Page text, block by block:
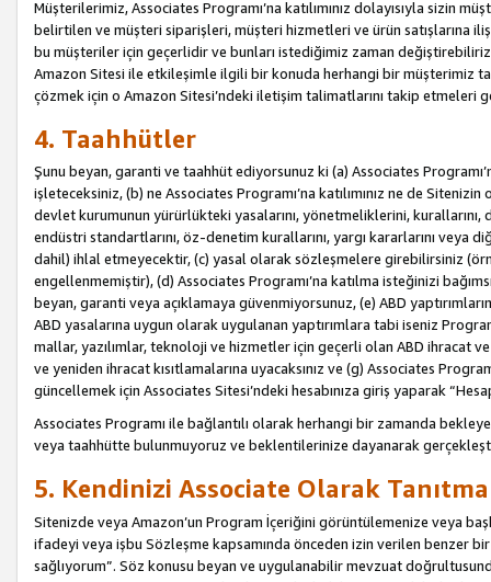
Müşterilerimiz, Associates Programı’na katılımınız dolayısıyla sizin
belirtilen ve müşteri siparişleri, müşteri hizmetleri ve ürün satışlarına
bu müşteriler için geçerlidir ve bunları istediğimiz zaman
Amazon Sitesi ile etkileşimle ilgili bir konuda herhangi bir müşterimiz
çözmek için o Amazon Sitesi’ndeki iletişim talimatlarını takip etmeleri
4. Taahhütler
Şunu beyan, garanti ve taahhüt ediyorsunuz ki (a) Associates
işleteceksiniz, (b) ne Associates Programı’na katılımınız ne de
devlet kurumunun yürürlükteki yasalarını, yönetmeliklerini,
endüstri standartlarını, öz-denetim kurallarını, yargı kararlarını
dahil) ihlal etmeyecektir, (c) yasal olarak sözleşmelere girebilirsiniz
engellenmemiştir), (d) Associates Programı’na katılma isteğinizi
beyan, garanti veya açıklamaya güvenmiyorsunuz, (e) ABD
ABD yasalarına uygun olarak uygulanan yaptırımlara tabi iseniz
mallar, yazılımlar, teknoloji ve hizmetler için geçerli olan ABD ihracat
ve yeniden ihracat kısıtlamalarına uyacaksınız ve (g) Associates
güncellemek için Associates Sitesi’ndeki hesabınıza giriş yaparak
Associates Programı ile bağlantılı olarak herhangi bir zamanda
veya taahhütte bulunmuyoruz ve beklentilerinize dayanarak
5. Kendinizi Associate Olarak
Sitenizde veya Amazon’un Program İçeriğini görüntülemenize veya
ifadeyi veya işbu Sözleşme kapsamında önceden izin verilen benzer
sağlıyorum”. Söz konusu beyan ve uygulanabilir mevzuat